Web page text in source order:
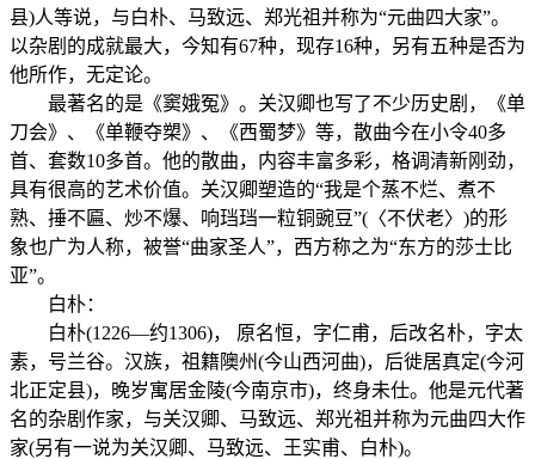
县)人等说，与白朴、马致远、郑光祖并称为“元曲四大家”。
以杂剧的成就最大，今知有67种，现存16种，另有五种是否为
他所作，无定论。
最著名的是《窦娥冤》。关汉卿也写了不少历史剧，《单
刀会》、《单鞭夺槊》、《西蜀梦》等，散曲今在小令40多
首、套数10多首。他的散曲，内容丰富多彩，格调清新刚劲，
具有很高的艺术价值。关汉卿塑造的“我是个蒸不烂、煮不
熟、捶不匾、炒不爆、响珰珰一粒铜豌豆”(〈不伏老〉)的形
象也广为人称，被誉“曲家圣人”，西方称之为“东方的莎士比
亚”。
白朴：
白朴(1226—约1306)， 原名恒，字仁甫，后改名朴，字太
素，号兰谷。汉族，祖籍隩州(今山西河曲)，后徙居真定(今河
北正定县)，晚岁寓居金陵(今南京市)，终身未仕。他是元代著
名的杂剧作家，与关汉卿、马致远、郑光祖并称为元曲四大作
家(另有一说为关汉卿、马致远、王实甫、白朴)。